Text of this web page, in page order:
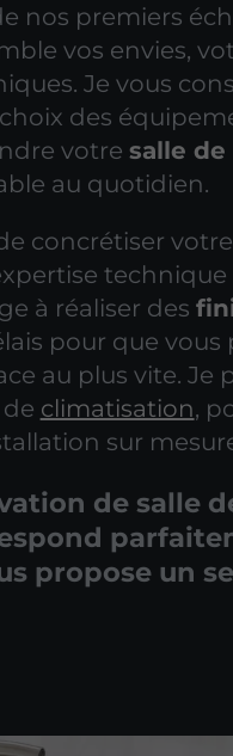
nos premiers
vos envies,
Je vous
des
votre salle
au quotidien.
concrétiser
technique
à réaliser des
pour que
au plus vite. Je
climatisation,
sur
de salle
propose un